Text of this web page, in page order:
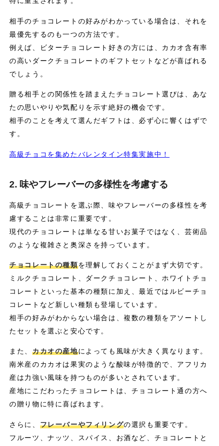
相手のチョコレートの好みがわかっている場合は、それを
最優先するのも一つの方法です。
例えば、ビターチョコレート好きの方には、カカオ含有率
の高いダークチョコレートのギフトセットなどが喜ばれる
でしょう。
贈る相手との関係性を踏まえたチョコレート選びは、あな
たの思いやりや気配りを示す絶好の機会です。
相手のことを考えて選んだギフトは、必ず心に響くはずで
す。
高級チョコを集めたバレンタイン特集実施中！
2. 味やフレーバーの多様性を考慮する
高級チョコレートを選ぶ際、味やフレーバーの多様性を考
慮することは非常に重要です。
現代のチョコレートは単なる甘いお菓子ではなく、芸術品
のような複雑さと奥深さを持っています。
チョコレートの種類を理解しておくことがまず大切です。
ミルクチョコレート、ダークチョコレート、ホワイトチョ
コレートといった基本の種類に加え、最近ではルビーチョ
コレートなど新しい種類も登場しています。
相手の好みがわからない場合は、複数の種類をアソートし
たセットを選ぶと安心です。
また、 カカオの産地によっても風味が大きく異なります。
南米産のカカオは果実のような酸味が特徴的で、アフリカ
産は力強い風味を持つものが多いとされています。
産地にこだわったチョコレートは、チョコレート通の方へ
の贈り物に特に喜ばれます。
さらに、 フレーバーやフィリングの選択も重要です。
フルーツ、ナッツ、スパイス、お酒など、チョコレートと